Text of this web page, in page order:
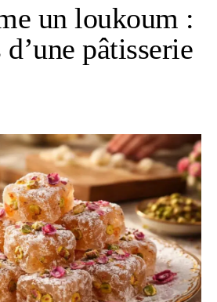
un loukoum :
pâtisserie